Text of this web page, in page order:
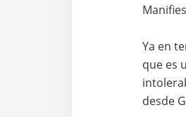
Ya en
que es
desde